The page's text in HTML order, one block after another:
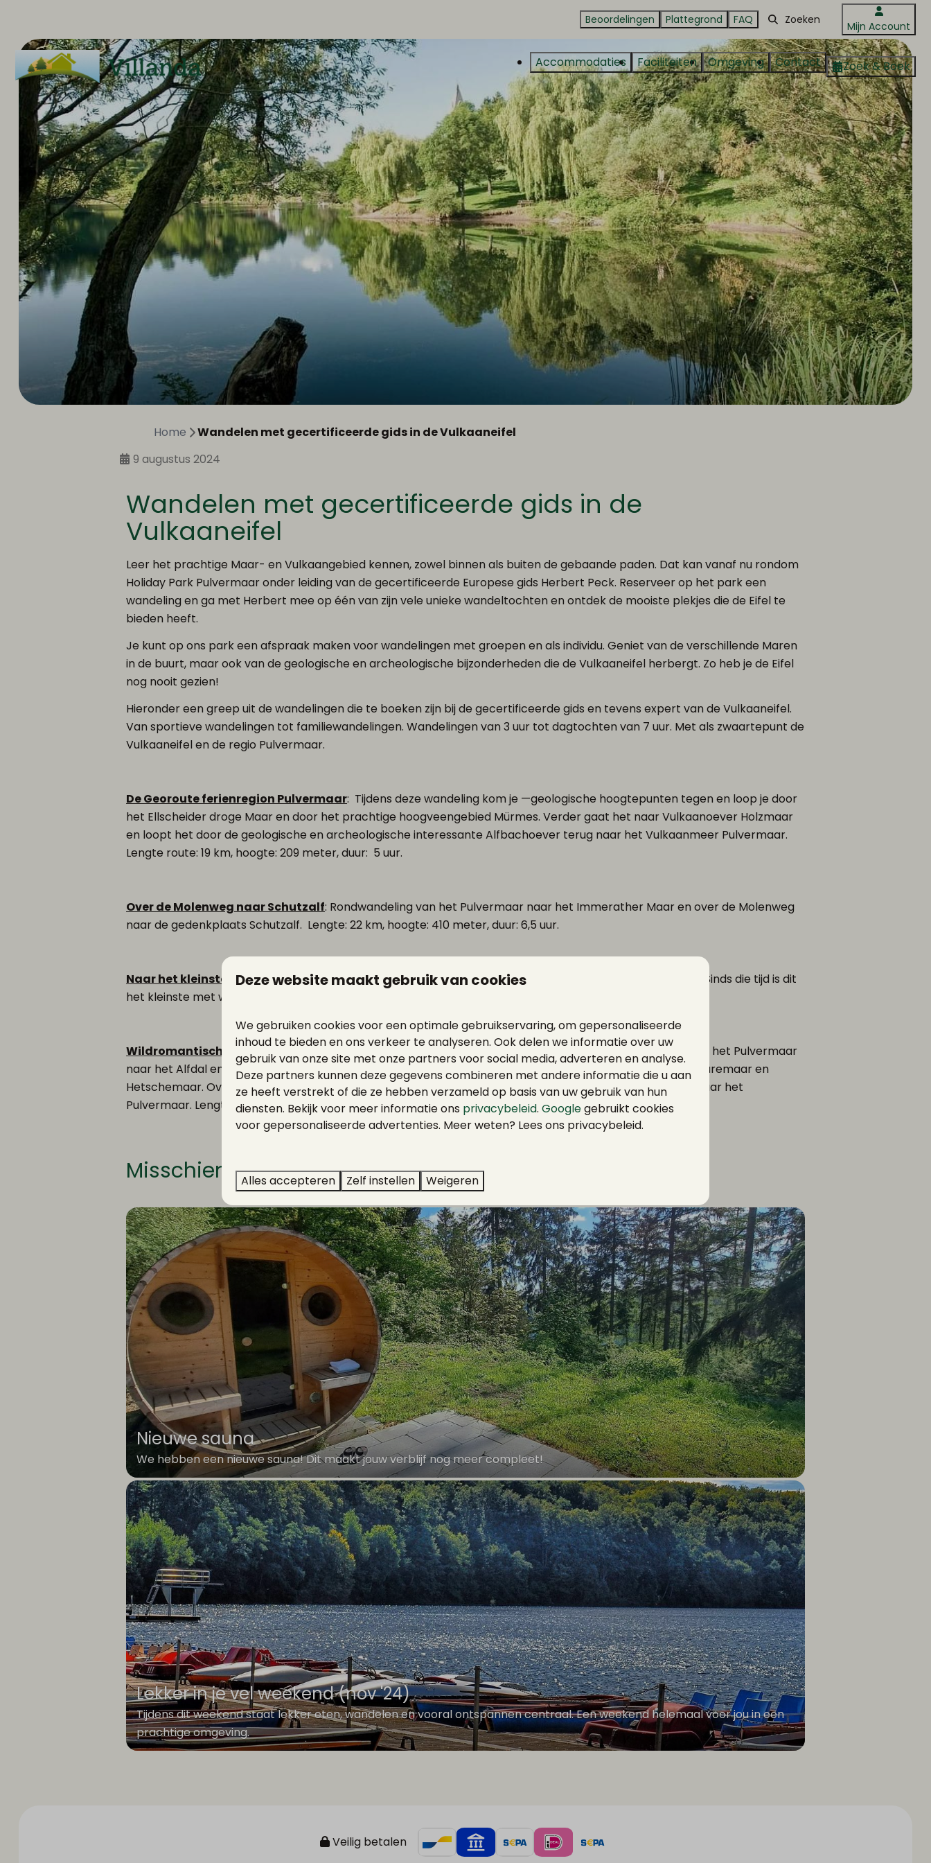
Beoordelingen Plattegrond FAQ Mijn Account
Accommodaties Faciliteiten Omgeving Contact Zoek & Boek
Home
Wandelen met gecertificeerde gids in de Vulkaaneifel
9 augustus 2024
Wandelen met gecertificeerde gids in de
Vulkaaneifel
Leer het prachtige Maar- en Vulkaangebied kennen, zowel binnen als buiten de gebaande paden. Dat kan vanaf nu rondom
Holiday Park Pulvermaar onder leiding van de gecertificeerde Europese gids Herbert Peck. Reserveer op het park een
wandeling en ga met Herbert mee op één van zijn vele unieke wandeltochten en ontdek de mooiste plekjes die de Eifel te
bieden heeft.
Je kunt op ons park een afspraak maken voor wandelingen met groepen en als individu. Geniet van de verschillende Maren
in de buurt, maar ook van de geologische en archeologische bijzonderheden die de Vulkaaneifel herbergt. Zo heb je de Eifel
nog nooit gezien!
Hieronder een greep uit de wandelingen die te boeken zijn bij de gecertificeerde gids en tevens expert van de Vulkaaneifel.
Van sportieve wandelingen tot familiewandelingen. Wandelingen van 3 uur tot dagtochten van 7 uur. Met als zwaartepunt de
Vulkaaneifel en de regio Pulvermaar.
De Georoute ferienregion Pulvermaar: Tijdens deze wandeling kom je —geologische hoogtepunten tegen en loop je door
het Ellscheider droge Maar en door het prachtige hoogveengebied Mürmes. Verder gaat het naar Vulkaanoever Holzmaar
en loopt het door de geologische en archeologische interessante Alfbachoever terug naar het Vulkaanmeer Pulvermaar.
Lengte route: 19 km, hoogte: 209 meter, duur: 5 uur.
Over de Molenweg naar Schutzalf: Rondwandeling van het Pulvermaar naar het Immerather Maar en over de Molenweg
naar de gedenkplaats Schutzalf. Lengte: 22 km, hoogte: 410 meter, duur: 6,5 uur.
Naar het kleinste Maar van de Vulkaaneifel : Het Trautzbergermaar werd in 2014 weer vol water gezet. Sinds die tijd is dit
het kleinste met water gevulde Maar van de Vulkaaneifel. Lengte: 11,5 km, hoogte: 225 meter, duur: 3 uur.
Wildromantisch door twee beekovers naar Holzmaar en zes andere Maren: Deze wandeling voert van het Pulvermaar
naar het Alfdal en verder in het dal van de Sammetbeek. Langs de Sammetbeek bereikt u het Holzmaar, Düremaar en
Hetschemaar. Over het Maare-pad gaat het verder naar het hoogveen Strohner Märchen en dan terug naar het
Pulvermaar. Lengte: 25 km, hoogte: 456 meter, duur: 7 uur.
Misschien vind je dit ook leuk om te lezen
Nieuwe sauna
We hebben een nieuwe sauna! Dit maakt jouw verblijf nog meer compleet!
Lekker in je vel weekend (nov '24)
Tijdens dit weekend staat lekker eten, wandelen en vooral ontspannen centraal. Een weekend helemaal voor jou in een
prachtige omgeving.
Veilig betalen
Deze website maakt gebruik van cookies
We gebruiken cookies voor een optimale gebruikservaring, om gepersonaliseerde
inhoud te bieden en ons verkeer te analyseren. Ook delen we informatie over uw
gebruik van onze site met onze partners voor social media, adverteren en analyse.
Deze partners kunnen deze gegevens combineren met andere informatie die u aan
ze heeft verstrekt of die ze hebben verzameld op basis van uw gebruik van hun
diensten. Bekijk voor meer informatie ons privacybeleid. Googlegebruikt cookies
voor gepersonaliseerde advertenties. Meer weten? Lees ons privacybeleid.
Alles accepteren Zelf instellen Weigeren